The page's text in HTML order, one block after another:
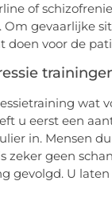
of
gevaarlijke
doen voor de
wat
u eerst een
in. Mensen
geen
gevolgd. U